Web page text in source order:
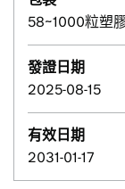
58~1000粒塑
發證日期
2025-08-15
有效日期
2031-01-17